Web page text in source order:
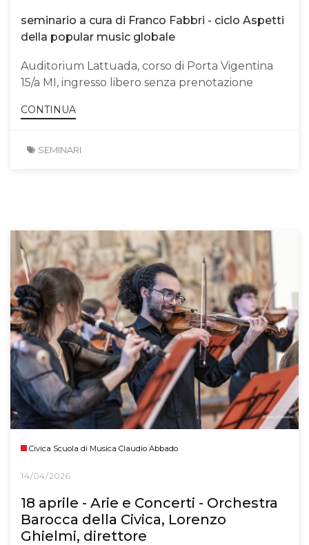
seminario a cura di Franco Fabbri - ciclo Aspetti
della popular music globale
Auditorium Lattuada, corso di Porta Vigentina
15/a MI, ingresso libero senza prenotazione
CONTINUA
SEMINARI
Civica Scuola di Musica Claudio Abbado
14/04/2026
18 aprile - Arie e Concerti - Orchestra
Barocca della Civica, Lorenzo
Ghielmi, direttore